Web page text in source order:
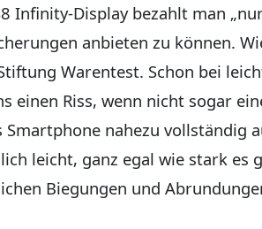
Infinity-Display bezahlt man
anbieten zu können.
Warentest. Schon bei
einen Riss, wenn nicht sogar
Smartphone nahezu
leicht, ganz egal wie stark
Biegungen und